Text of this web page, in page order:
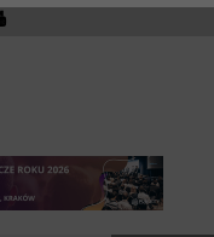
Monitor